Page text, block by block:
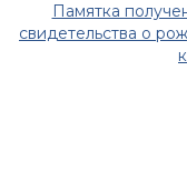
Памятка
свидетельства о